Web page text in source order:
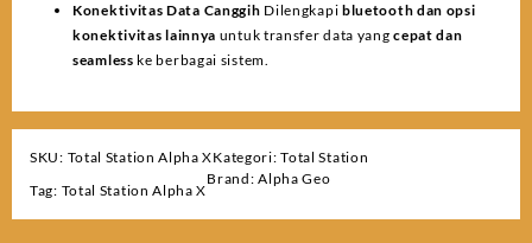
Konektivitas Data Canggih Dilengkapi bluetooth dan opsi
konektivitas lainnya untuk transfer data yangcepat dan
seamless ke berbagai sistem.
SKU: Total Station Alpha XKategori:Total Station
Tag: Total Station Alpha X
Brand:Alpha Geo